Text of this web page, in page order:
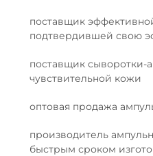
поставщик
подтвердившей свою
поставщик сыворотки-
чувствительной кожи
оптовая продажа
производитель
быстрым сроком